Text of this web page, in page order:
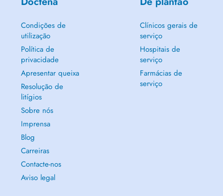
Condições de
utilização
Política de
privacidade
Apresentar queixa
Resolução de
litígios
Sobre nós
Imprensa
Blog
Carreiras
Contacte-nos
Aviso legal
Clínicos gerais de
serviço
Hospitais de
serviço
Farmácias de
serviço